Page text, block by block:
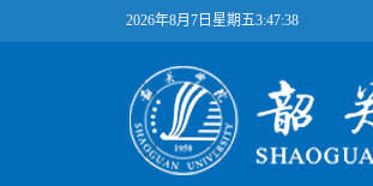
2026年8月7日星期五3:47:39